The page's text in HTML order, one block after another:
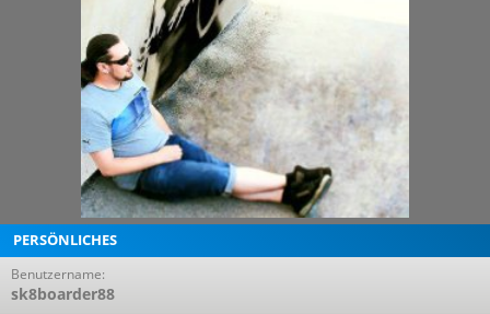
PERSÖNLICHES
Benutzername:
sk8boarder88